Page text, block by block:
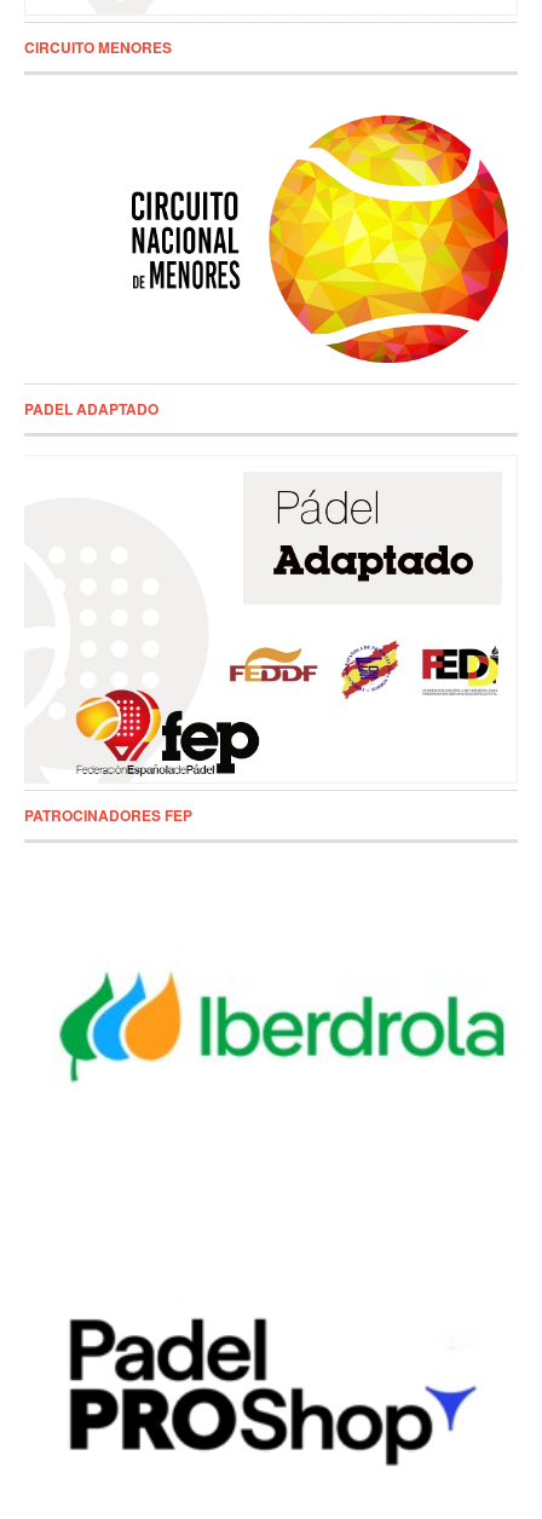
CIRCUITO MENORES
PADEL ADAPTADO
PATROCINADORES FEP